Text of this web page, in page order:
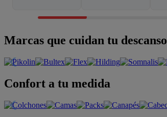
Marcas que cuidan tu descanso
Confort a tu medida